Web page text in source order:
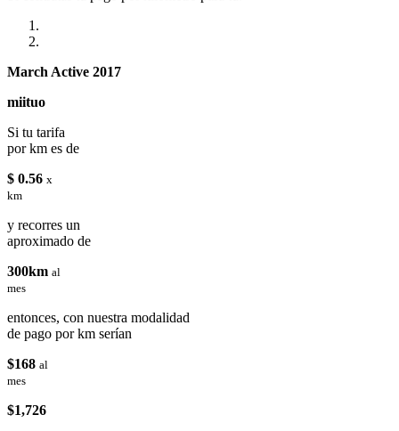
March Active 2017
miituo
Si tu tarifa
por km es de
$ 0.56 x
km
y recorres un
aproximado de
300km al
mes
entonces, con nuestra modalidad
de pago por km serían
$168 al
mes
$1,726